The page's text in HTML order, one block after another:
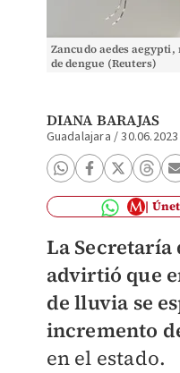
Zancudo aedes
de dengue (Reuters)
DIANA BARAJAS
Guadalajara /
La Secretaría
advirtió que
de lluvia se
incremento
en el estado.